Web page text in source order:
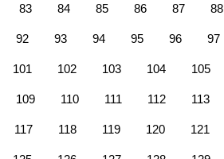
83 84 85 86 87 88
92 93 94 95 96 97
101 102 103 104 105
109 110 111 112 113
117 118 119 120 121